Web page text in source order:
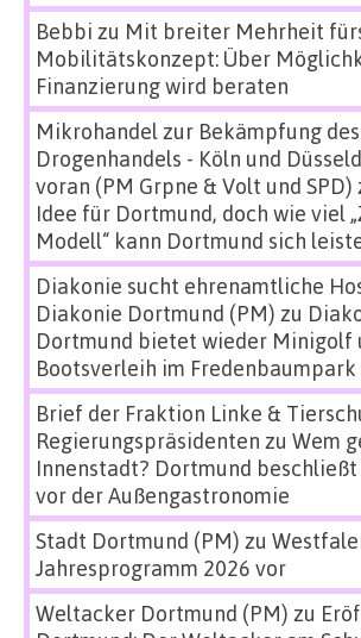
Bebbi zu Mit breiter Mehrheit
Mobilitätskonzept: Über
Finanzierung wird beraten
Mikrohandel zur Bekämpfung
Drogenhandels - Köln und
voran (PM Grpne & Volt und SPD)
Idee für Dortmund, doch wie viel
Modell“ kann Dortmund sich
Diakonie sucht ehrenamtliche
Diakonie Dortmund (PM) zu
Dortmund bietet wieder Minigolf
Bootsverleih im Fredenbaumpark
Brief der Fraktion Linke &
Regierungspräsidenten zu Wem
Innenstadt? Dortmund
vor der Außengastronomie
Stadt Dortmund (PM) zu
Jahresprogramm 2026 vor
Weltacker Dortmund (PM) zu